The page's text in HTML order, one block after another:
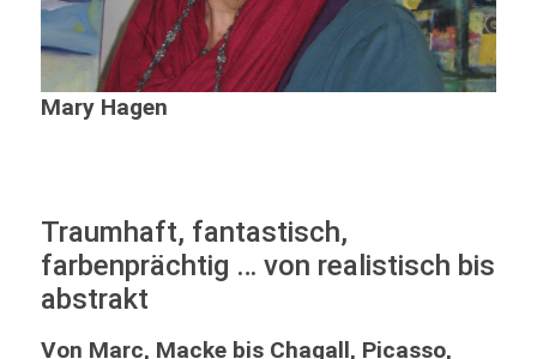
Mary Hagen
Traumhaft, fantastisch,
farbenprächtig … von realistisch bis
abstrakt
Von Marc, Macke bis Chagall, Picasso,